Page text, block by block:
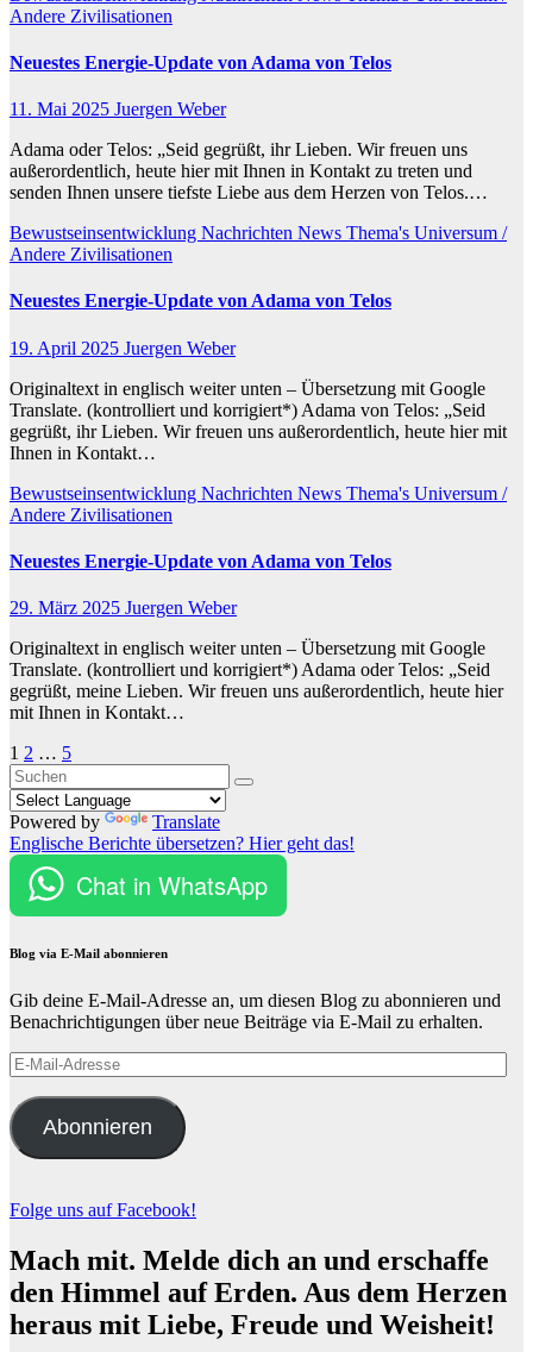
Andere Zivilisationen
Neuestes Energie-Update von Adama von Telos
11. Mai 2025 Juergen Weber
Adama oder Telos: „Seid gegrüßt, ihr Lieben. Wir freuen uns
außerordentlich, heute hier mit Ihnen in Kontakt zu treten und
senden Ihnen unsere tiefste Liebe aus dem Herzen von Telos.…
Bewustseinsentwicklung Nachrichten News Thema's Universum /
Andere Zivilisationen
Neuestes Energie-Update von Adama von Telos
19. April 2025 Juergen Weber
Originaltext in englisch weiter unten – Übersetzung mit Google
Translate. (kontrolliert und korrigiert*) Adama von Telos: „Seid
gegrüßt, ihr Lieben. Wir freuen uns außerordentlich, heute hier mit
Ihnen in Kontakt…
Bewustseinsentwicklung Nachrichten News Thema's Universum /
Andere Zivilisationen
Neuestes Energie-Update von Adama von Telos
29. März 2025 Juergen Weber
Originaltext in englisch weiter unten – Übersetzung mit Google
Translate. (kontrolliert und korrigiert*) Adama oder Telos: „Seid
gegrüßt, meine Lieben. Wir freuen uns außerordentlich, heute hier
mit Ihnen in Kontakt…
Seitennummerierung
der
Beiträge
1 2 … 5
Powered by
Translate
Englische Berichte übersetzen? Hier geht das!
Chat in WhatsApp
Blog via E-Mail abonnieren
Gib deine E-Mail-Adresse an, um diesen Blog zu abonnieren und
Benachrichtigungen über neue Beiträge via E-Mail zu erhalten.
E-
Mail-
Adresse
Abonnieren
Folge uns auf Facebook!
Mach mit. Melde dich an und erschaffe
den Himmel auf Erden. Aus dem Herzen
heraus mit Liebe, Freude und Weisheit!